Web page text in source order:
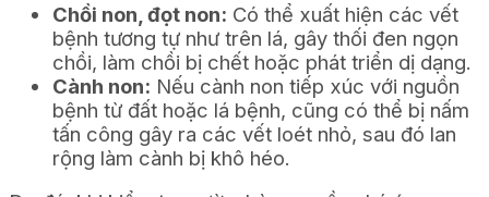
Chồi non, đọt non: Có thể xuất hiện các vết
bệnh tương tự như trên lá, gây thối đen ngọn
chồi, làm chồi bị chết hoặc phát triển dị dạng.
Cành non: Nếu cành non tiếp xúc với nguồn
bệnh từ đất hoặc lá bệnh, cũng có thể bị nấm
tấn công gây ra các vết loét nhỏ, sau đó lan
rộng làm cành bị khô héo.